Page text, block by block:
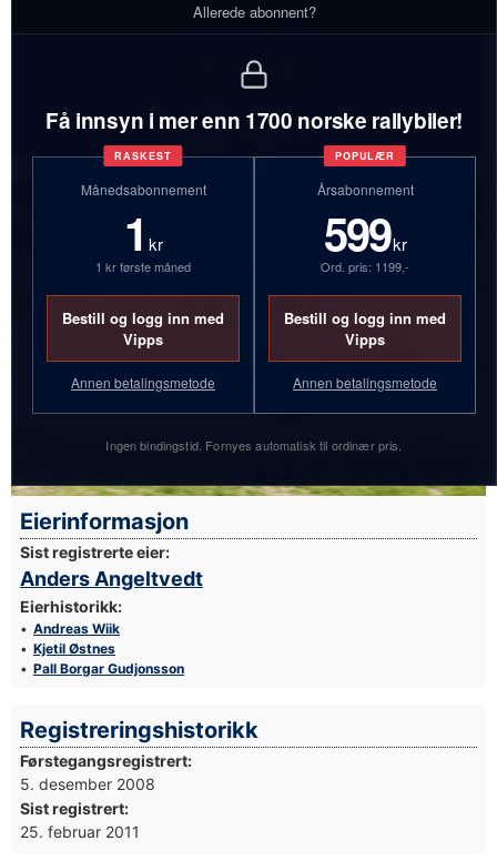
Allerede abonnent?
Få innsyn i mer enn 1700 norske rallybiler!
RASKEST
Månedsabonnement
1 kr
1 kr første måned
Bestill og logg inn med
Vipps
Annen betalingsmetode
POPULÆR
Årsabonnement
599kr
Ord. pris: 1199,-
Bestill og logg inn med
Vipps
Annen betalingsmetode
Ingen bindingstid. Fornyes automatisk til ordinær pris.
Renault Clio
FT28119
Eierinformasjon
Sist registrerte eier:
Anders Angeltvedt
Eierhistorikk:
Andreas Wiik
Kjetil Østnes
Pall Borgar Gudjonsson
Registreringshistorikk
Førstegangsregistrert:
5. desember 2008
Sist registrert:
25. februar 2011